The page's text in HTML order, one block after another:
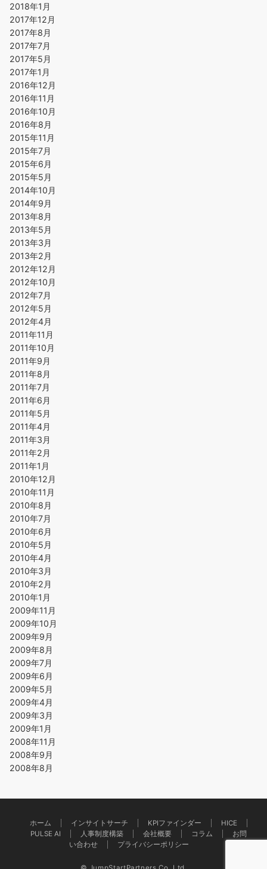
2018年1月
2017年12月
2017年8月
2017年7月
2017年5月
2017年1月
2016年12月
2016年11月
2016年10月
2016年8月
2015年11月
2015年7月
2015年6月
2015年5月
2014年10月
2014年9月
2013年8月
2013年5月
2013年3月
2013年2月
2012年12月
2012年10月
2012年7月
2012年5月
2012年4月
2011年11月
2011年10月
2011年9月
2011年8月
2011年7月
2011年6月
2011年5月
2011年4月
2011年3月
2011年2月
2011年1月
2010年12月
2010年11月
2010年8月
2010年7月
2010年6月
2010年5月
2010年4月
2010年3月
2010年2月
2010年1月
2009年11月
2009年10月
2009年9月
2009年8月
2009年7月
2009年6月
2009年5月
2009年4月
2009年3月
2009年1月
2008年11月
2008年9月
2008年8月
ホーム インサイトサーチ KPIファインダー
HICE
PULSE AI
人事制度構築 会社概要 コラム
お問
い合わせ
プライバシーポリシー